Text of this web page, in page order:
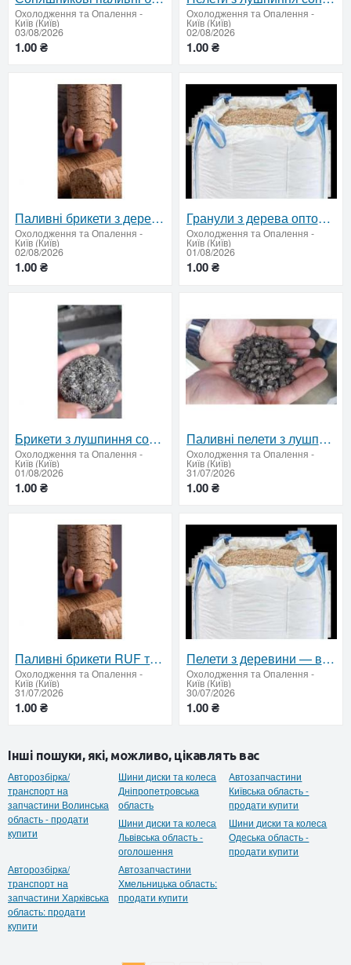
Охолодження та Опалення -
Київ (Київ)
03/08/2026
1.00 ₴
Охолодження та Опалення -
Київ (Київ)
02/08/2026
1.00 ₴
Паливні брикети з деревини — ціна за тонну, від 22 т
Охолодження та Опалення -
Київ (Київ)
02/08/2026
1.00 ₴
Гранули з дерева оптом — доставка по Україні
Охолодження та Опалення -
Київ (Київ)
01/08/2026
1.00 ₴
Брикети з лушпиння соняшника — доставка по Україні
Охолодження та Опалення -
Київ (Київ)
01/08/2026
1.00 ₴
Паливні пелети з лушпиння — відвантаження від 22 тонн
Охолодження та Опалення -
Київ (Київ)
31/07/2026
1.00 ₴
Паливні брикети RUF та Nestro для підприємств | від 22 т
Охолодження та Опалення -
Київ (Київ)
31/07/2026
1.00 ₴
Пелети з деревини — відвантаження від 22 тонн
Охолодження та Опалення -
Київ (Київ)
30/07/2026
1.00 ₴
Інші пошуки, які, можливо, цікавлять вас
Авторозбірка/
транспорт на
запчастини Волинська
область - продати
купити
Шини диски та колеса
Дніпропетровська
область
Автозапчастини
Київська область -
продати купити
Шини диски та колеса
Львівська область -
оголошення
Шини диски та колеса
Одеська область -
продати купити
Авторозбірка/
транспорт на
запчастини Харківська
область: продати
купити
Автозапчастини
Хмельницька область:
продати купити